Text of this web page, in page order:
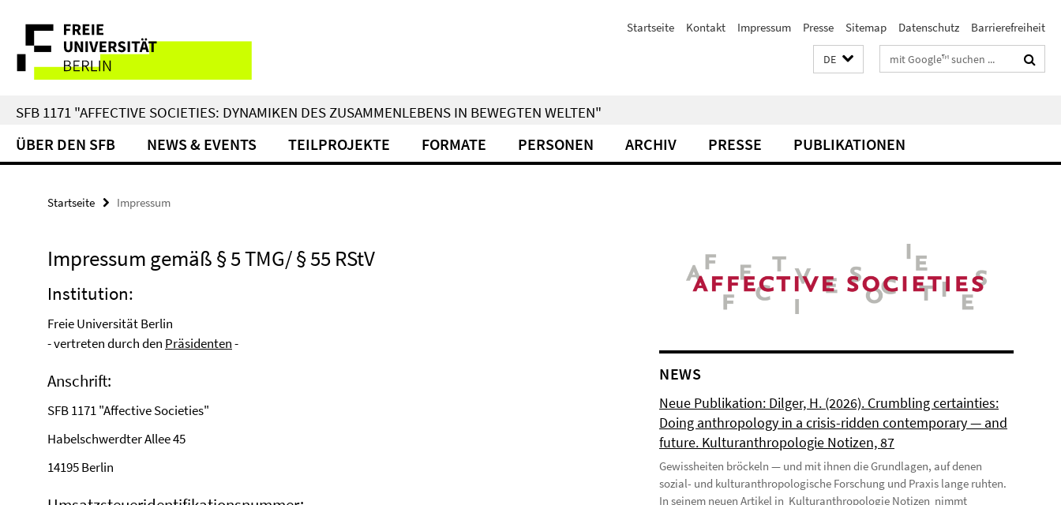
direkt
Inhalt
Service-
Navigation
Startseite Kontakt Impressum Presse Sitemap Datenschutz Barrierefreiheit
DE Suchbegriffe
SFB 1171 "AFFECTIVE SOCIETIES: DYNAMIKEN DES ZUSAMMENLEBENS IN BEWEGTEN WELTEN"
ÜBER DEN SFB NEWS & EVENTS TEILPROJEKTE FORMATE PERSONEN ARCHIV PRESSE PUBLIKATIONEN
Startseite Impressum
Impressum gemäß § 5 TMG/ § 55 RStV
Institution:
Freie Universität Berlin
- vertreten durch den Präsidenten-
Anschrift:
SFB 1171 "Affective Societies"
Habelschwerdter Allee 45
14195 Berlin
NEWS
Neue Publikation: Dilger, H. (2026). Crumbling certainties:
Doing anthropology in a crisis-ridden contemporary — and
future. Kulturanthropologie Notizen, 87
Gewissheiten bröckeln — und mit ihnen die Grundlagen, auf denen
sozial- und kulturanthropologische Forschung und Praxis lange ruhten.
In seinem neuen Artikel in Kulturanthropologie Notizen nimmt